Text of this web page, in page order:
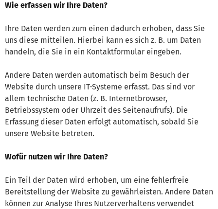
Wie erfassen wir Ihre Daten?
Ihre Daten werden zum einen dadurch erhoben, dass Sie
uns diese mitteilen. Hierbei kann es sich z. B. um Daten
handeln, die Sie in ein Kontaktformular eingeben.
Andere Daten werden automatisch beim Besuch der
Website durch unsere IT-Systeme erfasst. Das sind vor
allem technische Daten (z. B. Internetbrowser,
Betriebssystem oder Uhrzeit des Seitenaufrufs). Die
Erfassung dieser Daten erfolgt automatisch, sobald Sie
unsere Website betreten.
Wofür nutzen wir Ihre Daten?
Ein Teil der Daten wird erhoben, um eine fehlerfreie
Bereitstellung der Website zu gewährleisten. Andere Daten
können zur Analyse Ihres Nutzerverhaltens verwendet